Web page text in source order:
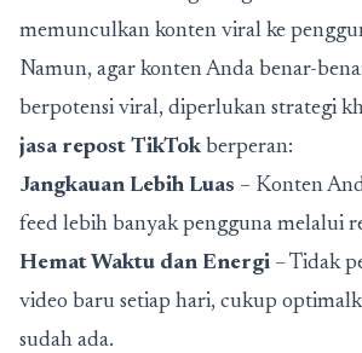
memunculkan konten viral ke
Namun, agar konten Anda benar-
berpotensi viral, diperlukan strategi
jasa repost TikTok berperan:
Jangkauan Lebih Luas – Konten
feed lebih banyak pengguna melalui
Hemat Waktu dan Energi – Tidak
video baru setiap hari, cukup
sudah ada.